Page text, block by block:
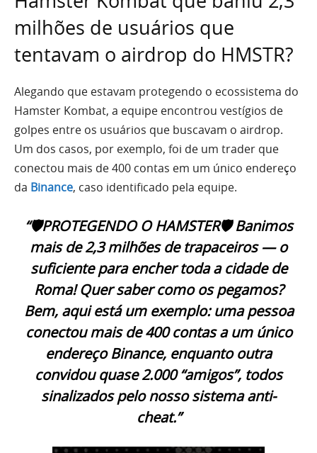
milhões de usuários que
tentavam o airdrop do HMSTR?
Alegando que estavam protegendo o ecossistema do
Hamster Kombat, a equipe encontrou vestígios de
golpes entre os usuários que buscavam o airdrop.
Um dos casos, por exemplo, foi de um trader que
conectou mais de 400 contas em um único endereço
da Binance, caso identificado pela equipe.
“🛡PROTEGENDO O HAMSTER🛡 Banimos
mais de 2,3 milhões de trapaceiros — o
suficiente para encher toda a cidade de
Roma! Quer saber como os pegamos?
Bem, aqui está um exemplo: uma pessoa
conectou mais de 400 contas a um único
endereço Binance, enquanto outra
convidou quase 2.000 “amigos”, todos
sinalizados pelo nosso sistema anti-
cheat.”